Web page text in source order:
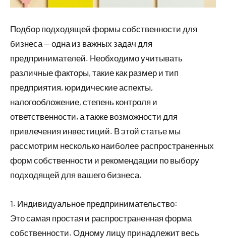
Подбор подходящей формы собственности для
бизнеса — одна из важных задач для
предпринимателей. Необходимо учитывать
различные факторы, такие как размер и тип
предприятия, юридические аспекты,
налогообложение, степень контроля и
ответственности, а также возможности для
привлечения инвестиций. В этой статье мы
рассмотрим несколько наиболее распространенных
форм собственности и рекомендации по выбору
подходящей для вашего бизнеса.
1. Индивидуальное предпринимательство:
Это самая простая и распространенная форма
собственности. Одному лицу принадлежит весь